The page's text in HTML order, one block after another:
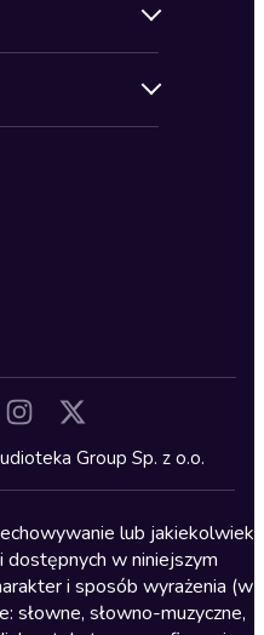
treści
Group Sp. z o.o.
lub jakiekolwiek
w niniejszym
i sposób wyrażenia (w
słowne, słowno-muzyczne,